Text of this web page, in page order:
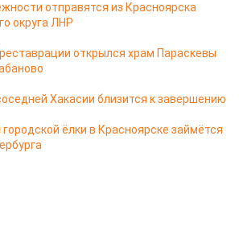
отправятся из Красноярска
округа ЛНР
открылся храм Параскевы
Хакасии близится к завершению
ёлки в Красноярске займётся